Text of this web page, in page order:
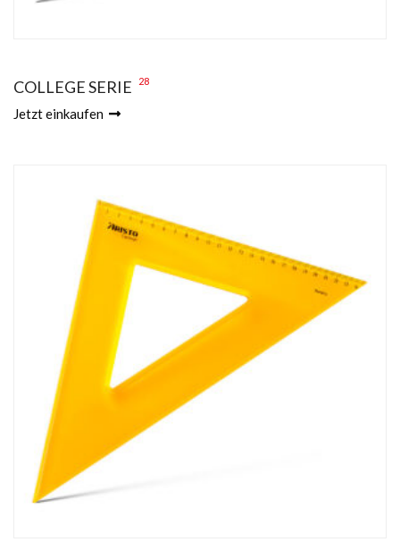
COLLEGE SERIE 28
Jetzt einkaufen